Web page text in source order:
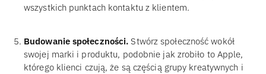
wszystkich punktach kontaktu z klientem.
Budowanie społeczności. Stwórz społeczność wokół
swojej marki i produktu, podobnie jak zrobiło to Apple,
którego klienci czują, że są częścią grupy kreatywnych i